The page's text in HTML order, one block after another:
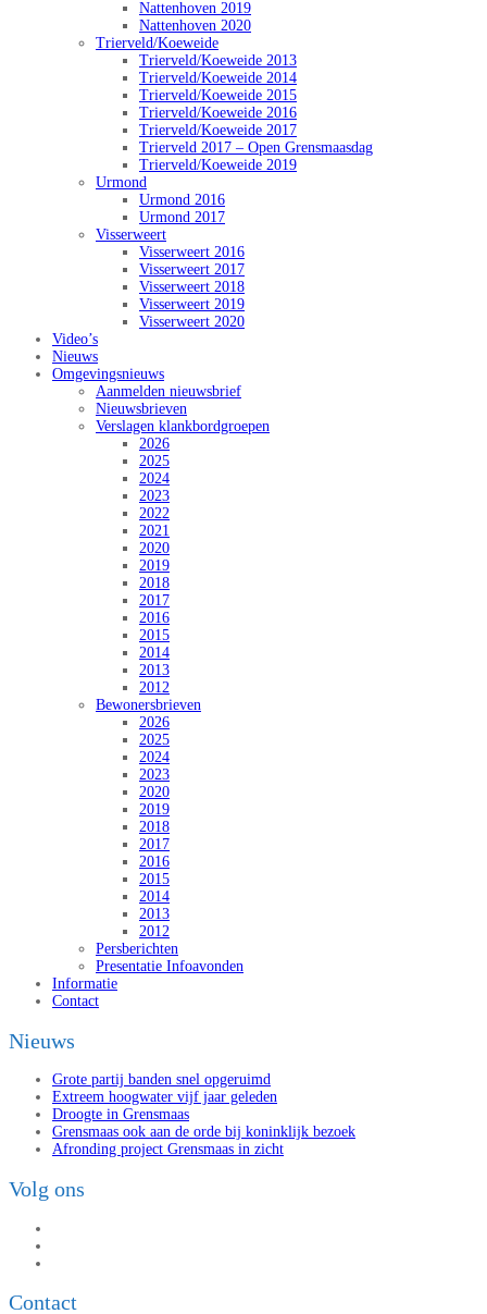
Nattenhoven 2019
Nattenhoven 2020
Trierveld/Koeweide
Trierveld/Koeweide 2013
Trierveld/Koeweide 2014
Trierveld/Koeweide 2015
Trierveld/Koeweide 2016
Trierveld/Koeweide 2017
Trierveld 2017 – Open Grensmaasdag
Trierveld/Koeweide 2019
Urmond
Urmond 2016
Urmond 2017
Visserweert
Visserweert 2016
Visserweert 2017
Visserweert 2018
Visserweert 2019
Visserweert 2020
Video’s
Nieuws
Omgevingsnieuws
Aanmelden nieuwsbrief
Nieuwsbrieven
Verslagen klankbordgroepen
2026
2025
2024
2023
2022
2021
2020
2019
2018
2017
2016
2015
2014
2013
2012
Bewonersbrieven
2026
2025
2024
2023
2020
2019
2018
2017
2016
2015
2014
2013
2012
Persberichten
Presentatie Infoavonden
Informatie
Contact
Nieuws
Grote partij banden snel opgeruimd
Extreem hoogwater vijf jaar geleden
Droogte in Grensmaas
Grensmaas ook aan de orde bij koninklijk bezoek
Afronding project Grensmaas in zicht
Volg ons
Contact